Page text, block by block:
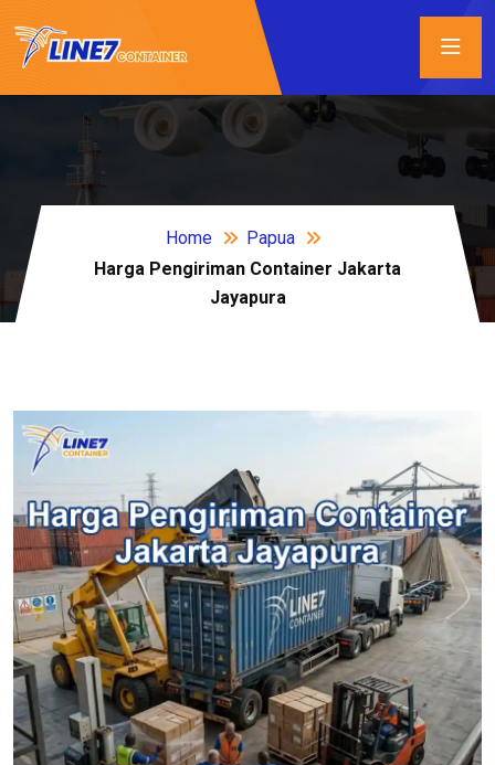
Home
Papua
Harga Pengiriman Container Jakarta
Jayapura